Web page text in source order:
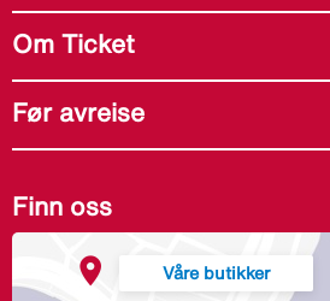
Om Ticket
Før avreise
Finn oss
Våre butikker